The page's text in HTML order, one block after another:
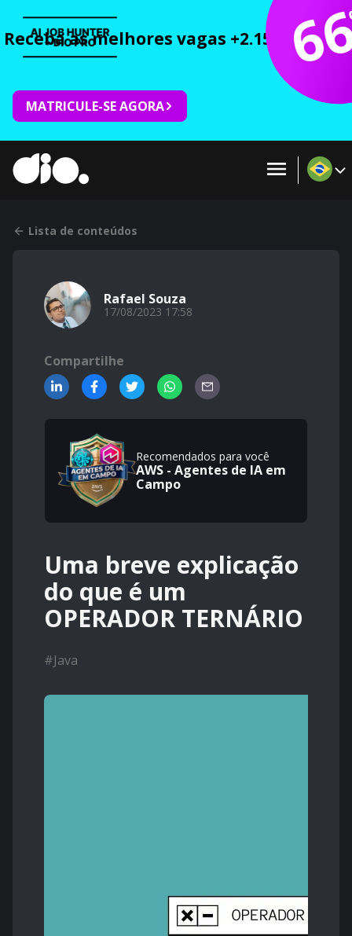
Receba as melhores vagas +2.150 cursos
MATRICULE-SE AGORA
Lista de conteúdos
Rafael Souza
17/08/2023 17:58
Compartilhe
Recomendados para você
AWS - Agentes de IA em
Campo
Uma breve explicação
do que é um
OPERADOR TERNÁRIO
#Java